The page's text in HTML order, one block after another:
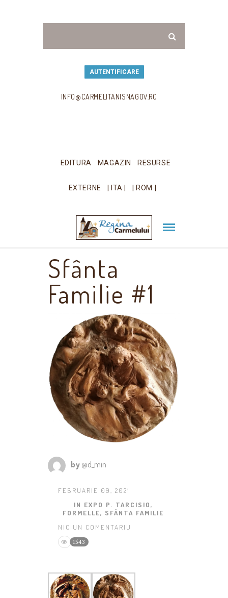
AUTENTIFICARE
INFO@CARMELITANISNAGOV.RO
EDITURA MAGAZIN RESURSE
EXTERNE | ITA | | ROM |
Sfânta
Familie #1
by @d_min
FEBRUARIE 09, 2021
IN EXPO P. TARCISIO,
FORMELLE, SFÂNTA FAMILIE
NICIUN COMENTARIU
1543